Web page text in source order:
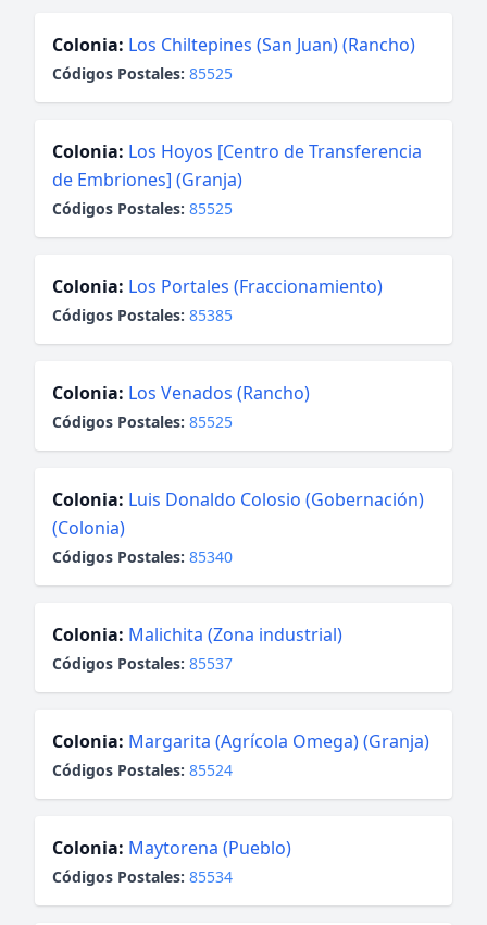
Colonia: Los Chiltepines (San Juan) (Rancho)
Códigos Postales: 85525
Colonia: Los Hoyos [Centro de Transferencia
de Embriones] (Granja)
Códigos Postales: 85525
Colonia: Los Portales (Fraccionamiento)
Códigos Postales: 85385
Colonia: Los Venados (Rancho)
Códigos Postales: 85525
Colonia: Luis Donaldo Colosio (Gobernación)
(Colonia)
Códigos Postales: 85340
Colonia: Malichita (Zona industrial)
Códigos Postales: 85537
Colonia: Margarita (Agrícola Omega) (Granja)
Códigos Postales: 85524
Colonia: Maytorena (Pueblo)
Códigos Postales: 85534